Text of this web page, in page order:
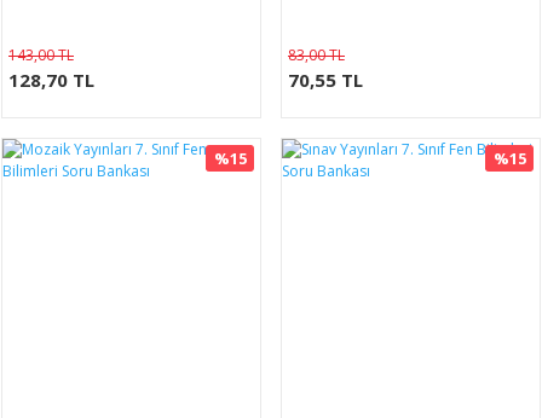
143,00 TL
128,70 TL
83,00 TL
70,55 TL
%15 %15